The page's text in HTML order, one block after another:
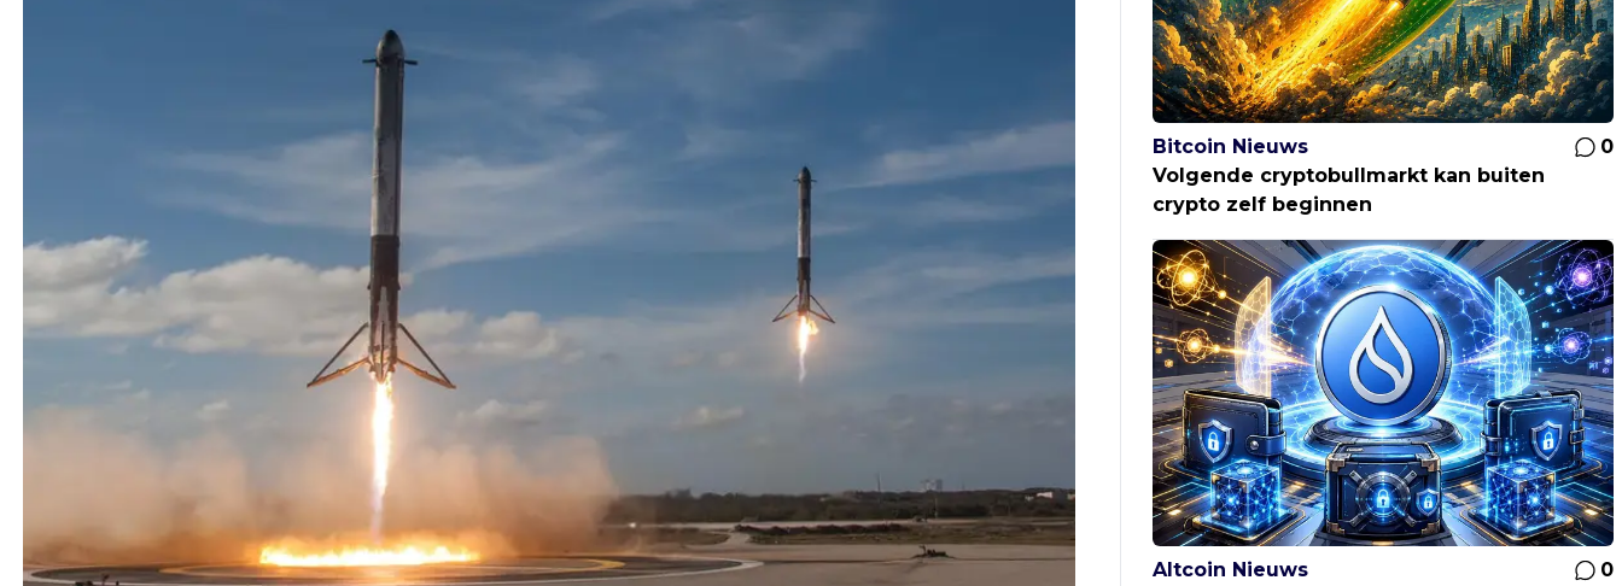
Bitcoin Nieuws
0
Volgende cryptobullmarkt kan buiten
crypto zelf beginnen
Altcoin Nieuws
0